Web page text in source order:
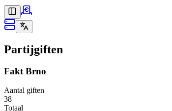
Partijgiften
Fakt Brno
Aantal giften
38
Totaal